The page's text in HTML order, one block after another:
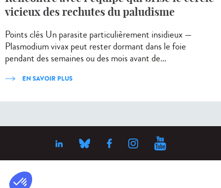
vicieux des rechutes du paludisme
Points clés Un parasite particulièrement insidieux —
Plasmodium vivax peut rester dormant dans le foie
pendant des semaines ou des mois avant de...
EN SAVOIR PLUS